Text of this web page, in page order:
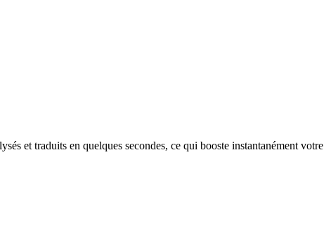
et traduits en quelques secondes, ce qui booste instantanément votre